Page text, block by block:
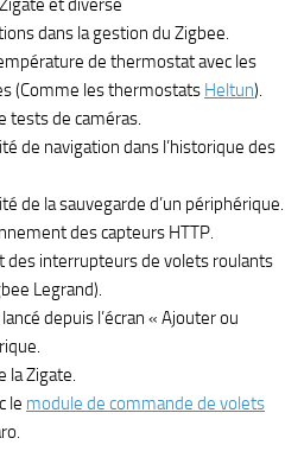
et diverse
dans la gestion du Zigbee.
de thermostat avec les
(Comme les thermostats Heltun).
tests de caméras.
de navigation dans l’historique des
de la sauvegarde d’un périphérique.
des capteurs HTTP.
des interrupteurs de volets roulants
Legrand).
depuis l’écran « Ajouter ou
la Zigate.
le module de commande de volets